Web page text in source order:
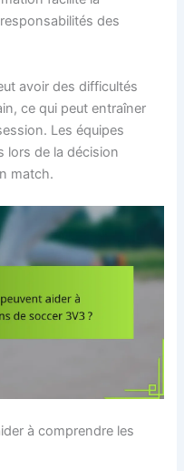
des
avoir des difficultés
ce qui peut entraîner
Les équipes
lors de la décision
match.
à comprendre les